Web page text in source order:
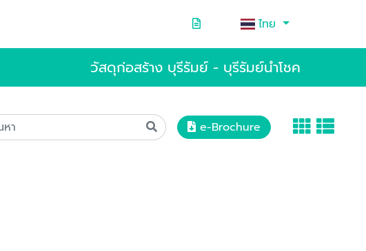
ไทย
วัสดุก่อสร้าง บุรีรัมย์ - บุรีรัมย์นำโชค
e-Brochure